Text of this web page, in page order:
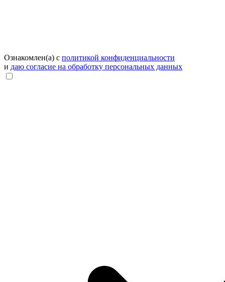
Ознакомлен(а) с политикой конфиденциальности
и даю согласие на обработку персональных данных